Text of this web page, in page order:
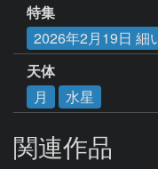
特集
2026年2月19日 細
天体
月
水星
関連作品